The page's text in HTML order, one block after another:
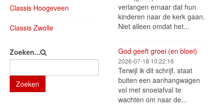
Classis Hoogeveen
Classis Zwolle
Zoeken...
Zoeken
verlangen ernaar dat hun
kinderen naar de kerk gaan.
Niet alleen omdat het...
God geeft groei (en bloei)
2026-07-18 10:22:16
Terwijl ik dit schrijf, staat
buiten een aanhangwagen
vol met snoeiafval te
wachten om naar de...